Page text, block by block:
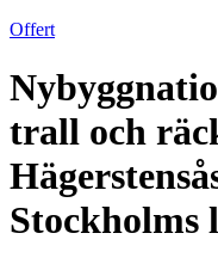
Offert
trall och
Stockholms